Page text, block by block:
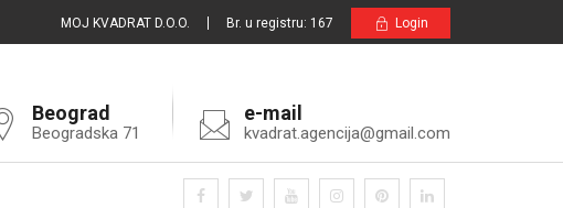
MOJ KVADRAT D.O.O. Br. u registru: 167 Login
Beograd
Beogradska 71
e-mail
kvadrat.agencija@gmail.com